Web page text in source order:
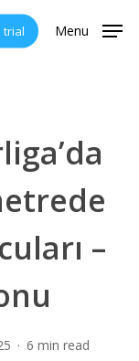
trial Menu
–
6 min read